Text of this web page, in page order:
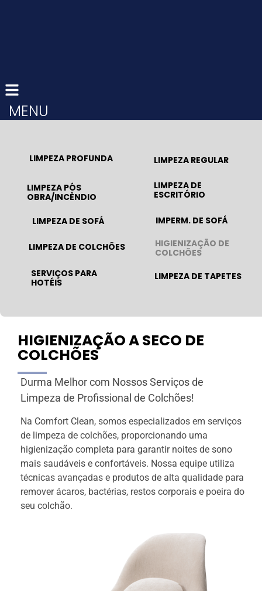
MENU
LIMPEZA PROFUNDA LIMPEZA REGULAR
LIMPEZA PÓS
OBRA/INCÊNDIO
LIMPEZA DE
ESCRITÓRIO
LIMPEZA DE SOFÁ IMPERM. DE SOFÁ
LIMPEZA DE COLCHÕES
HIGIENIZAÇÃO DE
COLCHÕES
SERVIÇOS PARA
HOTÉIS
LIMPEZA DE TAPETES
HIGIENIZAÇÃO A SECO DE
COLCHÕES
Durma Melhor com Nossos Serviços de
Limpeza de Profissional de Colchões!
Na Comfort Clean, somos especializados em serviços
de limpeza de colchões, proporcionando uma
higienização completa para garantir noites de sono
mais saudáveis e confortáveis. Nossa equipe utiliza
técnicas avançadas e produtos de alta qualidade para
remover ácaros, bactérias, restos corporais e poeira do
seu colchão.